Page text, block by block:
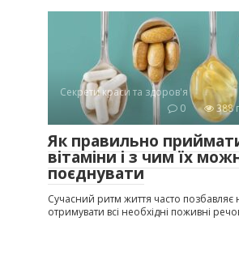
Секрети краси та здоров'я
0
388
Як правильно
вітаміни і з чим їх
поєднувати
Сучасний ритм життя часто позбавляє
отримувати всі необхідні поживні